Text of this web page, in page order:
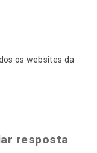
os websites da
resposta